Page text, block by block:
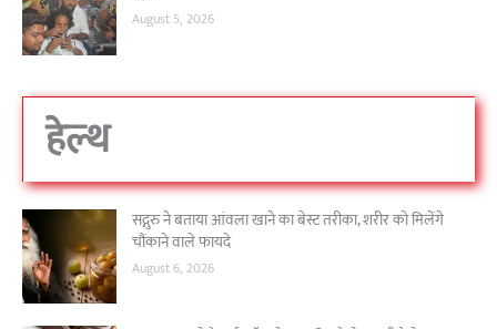
August 5, 2026
हेल्थ
सद्गुरु ने बताया आंवला खाने का बेस्ट तरीका, शरीर को मिलेंगे
चौंकाने वाले फायदे
August 6, 2026